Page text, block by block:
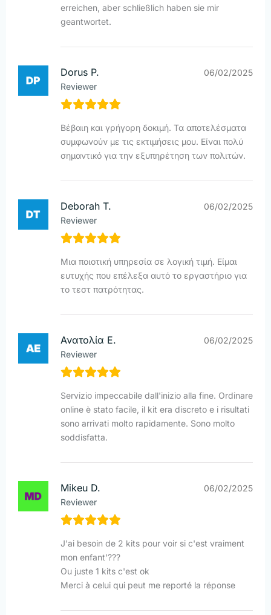
erreichen, aber schließlich haben sie mir
geantwortet.
Dorus P.
Reviewer
06/02/2025
Βέβαιη και γρήγορη δοκιμή. Τα αποτελέσματα
συμφωνούν με τις εκτιμήσεις μου. Είναι πολύ
σημαντικό για την εξυπηρέτηση των πολιτών.
Deborah T.
Reviewer
06/02/2025
Μια ποιοτική υπηρεσία σε λογική τιμή. Είμαι
ευτυχής που επέλεξα αυτό το εργαστήριο για
το τεστ πατρότητας.
Ανατολία Ε.
Reviewer
06/02/2025
Servizio impeccabile dall'inizio alla fine. Ordinare
online è stato facile, il kit era discreto e i risultati
sono arrivati molto rapidamente. Sono molto
soddisfatta.
Mikeu D.
Reviewer
06/02/2025
J'ai besoin de 2 kits pour voir si c'est vraiment
mon enfant'???
Ou juste 1 kits c'est ok
Merci à celui qui peut me reporté la réponse